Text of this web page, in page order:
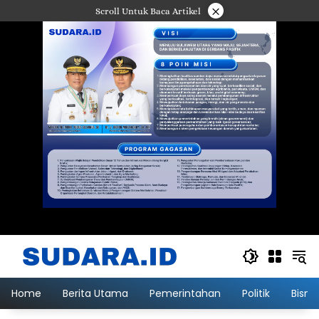
ke
Scroll Untuk Baca Artikel ×
Home Berita Utama Pemerintahan Politik